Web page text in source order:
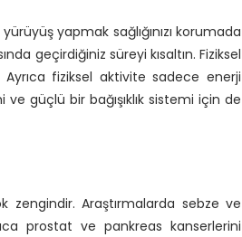
yapmak sağlığınızı korumada
geçirdiğiniz süreyi kısaltın. Fiziksel
fiziksel aktivite sadece enerji
güçlü bir bağışıklık sistemi için de
Araştırmalarda sebze ve
prostat ve pankreas kanserlerini